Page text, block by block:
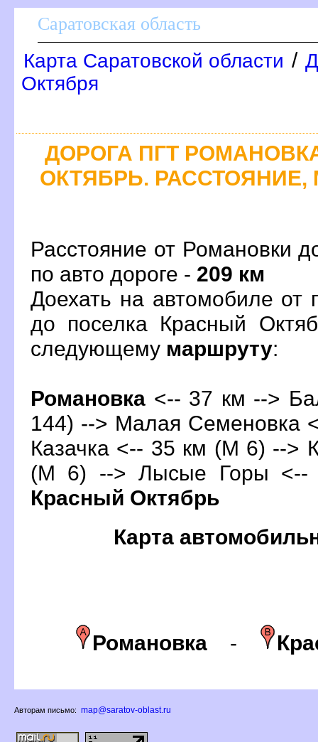
Саратовская область
Карта Саратовской области /
Октября
ДОРОГА ПГТ
ОКТЯБРЬ. РАССТОЯНИЕ,
Расстояние от Романовки
по авто дороге - 209 км
Доехать на автомобиле от
до поселка Красный
следующему маршруту:
Романовка <-- 37 км -->
144) --> Малая Семеновка
Казачка <-- 35 км (М 6) -->
(М 6) --> Лысые Горы <--
Красный Октябрь
Карта
Романовка-
Авторам письмо: map@saratov-oblast.ru